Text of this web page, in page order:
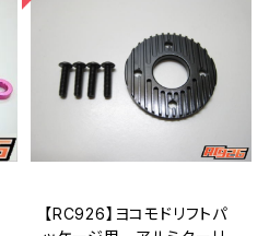
【RC926】ヨコモドリフトパ